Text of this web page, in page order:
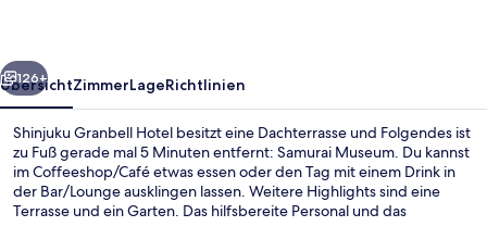
Weiter
126+
ÜbersichtZimmerLageRichtlinien
Shinjuku Granbell Hotel besitzt eine Dachterrasse und Folgendes ist
zu Fuß gerade mal 5 Minuten entfernt: Samurai Museum. Du kannst
im Coffeeshop/Café etwas essen oder den Tag mit einem Drink in
der Bar/Lounge ausklingen lassen. Weitere Highlights sind eine
Terrasse und ein Garten. Das hilfsbereite Personal und das